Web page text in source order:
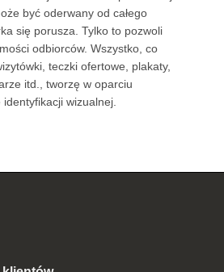
być oderwany od całego
się porusza. Tylko to pozwoli
odbiorców. Wszystko, co
teczki ofertowe, plakaty,
itd., tworzę w oparciu
wizualnej.